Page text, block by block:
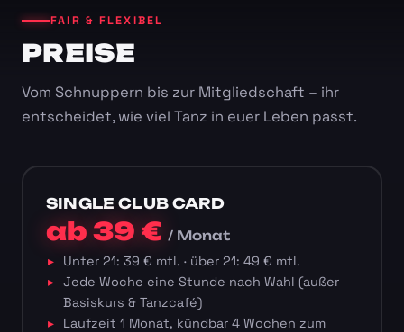
FAIR & FLEXIBEL
PREISE
Vom Schnuppern bis zur Mitgliedschaft – ihr
entscheidet, wie viel Tanz in euer Leben passt.
SINGLE CLUB CARD
ab 39 €/ Monat
Unter 21: 39 € mtl. · über 21: 49 € mtl.
Jede Woche eine Stunde nach Wahl (außer
Basiskurs & Tanzcafé)
Laufzeit 1 Monat, kündbar 4 Wochen zum